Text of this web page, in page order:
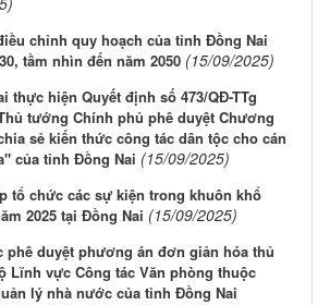
chỉnh quy hoạch của tỉnh Đồng Nai
tầm nhìn đến năm 2050 (15/09/2025)
thực hiện Quyết định số 473/QĐ-TTg
tướng Chính phủ phê duyệt Chương
sẻ kiến thức công tác dân tộc cho cán
của tỉnh Đồng Nai (15/09/2025)
tổ chức các sự kiện trong khuôn khổ
2025 tại Đồng Nai (15/09/2025)
phê duyệt phương án đơn giản hóa thủ
Lĩnh vực Công tác Văn phòng thuộc
lý nhà nước của tỉnh Đồng Nai